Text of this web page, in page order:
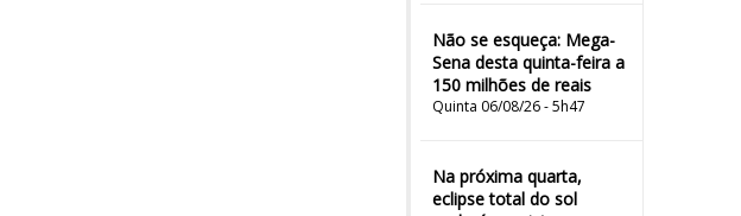
Não se esqueça: Mega-
Sena desta quinta-feira a
150 milhões de reais
Quinta 06/08/26 - 5h47
Na próxima quarta,
eclipse total do sol